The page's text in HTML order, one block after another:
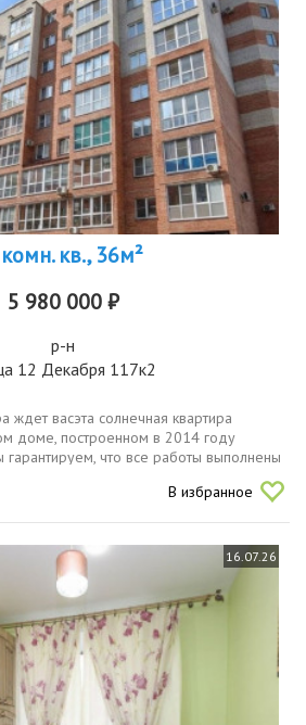
кв., 36м²
5 980 000 ₽
р-н
12 Декабря 117к2
ждет васэта солнечная квартира
доме, построенном в 2014 году
что все работы выполнены
строительными нормами, с
В избранное
16.07.26